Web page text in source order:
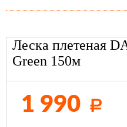
Леска плетеная
Green 150м
1 990 Р